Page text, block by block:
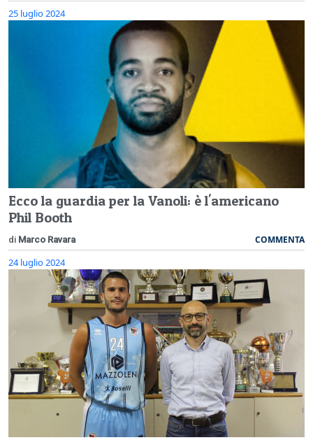
25 luglio 2024
Ecco la guardia per la Vanoli: è l'americano
Phil Booth
di Marco Ravara COMMENTA
24 luglio 2024